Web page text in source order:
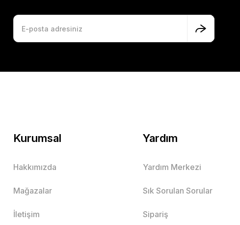
Kurumsal
Hakkımızda
Mağazalar
İletişim
Yardım
Yardım Merkezi
Sık Sorulan Sorular
Sipariş